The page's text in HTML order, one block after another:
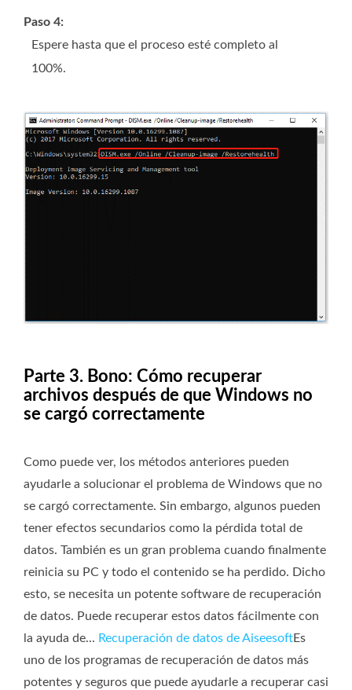
Paso 4:
Espere hasta que el proceso esté completo al
100%.
Parte 3. Bono: Cómo recuperar
archivos después de que Windows no
se cargó correctamente
Como puede ver, los métodos anteriores pueden
ayudarle a solucionar el problema de Windows que no
se cargó correctamente. Sin embargo, algunos pueden
tener efectos secundarios como la pérdida total de
datos. También es un gran problema cuando finalmente
reinicia su PC y todo el contenido se ha perdido. Dicho
esto, se necesita un potente software de recuperación
de datos. Puede recuperar estos datos fácilmente con
la ayuda de... Recuperación de datos de AiseesoftEs
uno de los programas de recuperación de datos más
potentes y seguros que puede ayudarle a recuperar casi